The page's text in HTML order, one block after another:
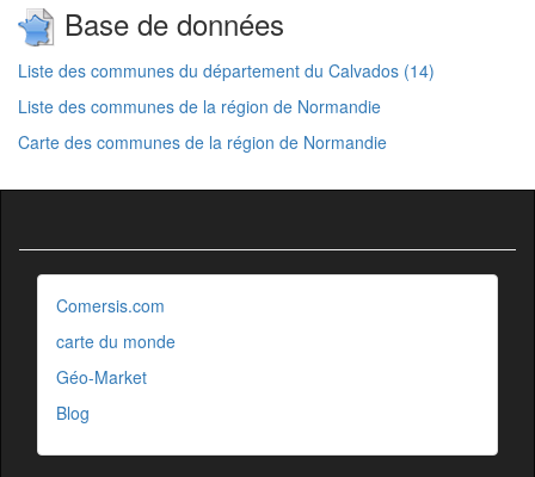
Base de données
Liste des communes du département du Calvados (14)
Liste des communes de la région de Normandie
Carte des communes de la région de Normandie
Comersis.com
carte du monde
Géo-Market
Blog